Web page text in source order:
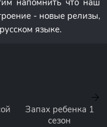
напомнить что наш
- новые релизы,
языке.
Запах ребенка 1
сезон